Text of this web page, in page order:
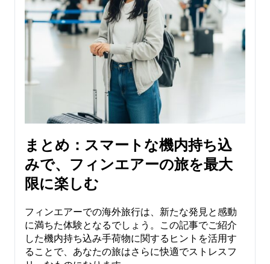
まとめ：スマートな機内持ち込
みで、フィンエアーの旅を最大
限に楽しむ
フィンエアーでの海外旅行は、新たな発見と感動
に満ちた体験となるでしょう。この記事でご紹介
した機内持ち込み手荷物に関するヒントを活用す
ることで、あなたの旅はさらに快適でストレスフ